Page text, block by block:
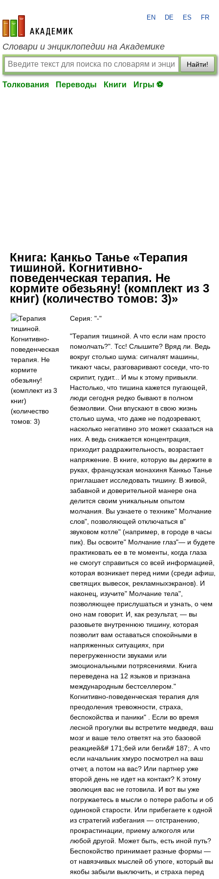
academic.ru
EN DE ES FR
Словари и энциклопедии на Академике
Найти!
Толкования Переводы Книги Игры ⚽
Книга: Канкьо Танье «Терапия
тишиной. Когнитивно-
поведенческая терапия. Не
кормите обезьяну! (комплект из 3
книг) (количество томов: 3)»
Серия: "-"
"Терапия тишиной. А что если нам просто
помолчать?". Тсс! Слышите? Вряд ли. Ведь
вокруг столько шума: сигналят машины,
тикают часы, разговаривают соседи, что-то
скрипит, гудит... И мы к этому привыкли.
Настолько, что тишина кажется пугающей,
люди сегодня редко бывают в полном
безмолвии. Они впускают в свою жизнь
столько шума, что даже не подозревают,
насколько негативно это может сказаться на
них. А ведь снижается концентрация,
приходит раздражительность, возрастает
напряжение. В книге, которую вы держите в
руках, французская монахиня Канкьо Танье
приглашает исследовать тишину. В живой,
забавной и доверительной манере она
делится своим уникальным опытом
молчания. Вы узнаете о технике" Молчание
слов", позволяющей отключаться в"
звуковом котле" (например, в городе в часы
пик). Вы освоите" Молчание глаз"— и будете
практиковать ее в те моменты, когда глаза
не смогут справиться со всей информацией,
которая возникает перед ними (среди афиш,
светящих вывесок, рекламныхэкранов). И
наконец, изучите" Молчание тела",
позволяющее прислушаться и узнать, о чем
оно нам говорит. И, как результат, — вы
разовьете внутреннюю тишину, которая
позволит вам оставаться спокойными в
напряженных ситуациях, при
перегруженности звуками или
эмоциональными потрясениями. Книга
переведена на 12 языков и признана
международным бестселлером."
Когнитивно-поведенческая терапия для
преодоления тревожности, страха,
беспокойства и паники" . Если во время
лесной прогулки вы встретите медведя, ваш
мозг и ваше тело ответят на это базовой
реакцией&# 171;бей или беги&# 187;. А что
если начальник хмуро посмотрел на ваш
отчет, а потом на вас? Или партнер уже
второй день не идет на контакт? К этому
эволюция вас не готовила. И вот вы уже
погружаетесь в мысли о потере работы и об
одинокой старости. Или прибегаете к одной
из стратегий избегания — отстранению,
прокрастинации, приему алкоголя или
любой другой. Может быть, есть иной путь?
Беспокойство принимает разные формы —
от навязчивых мыслей об утюге, который вы
якобы забыли выключить, и страха перед